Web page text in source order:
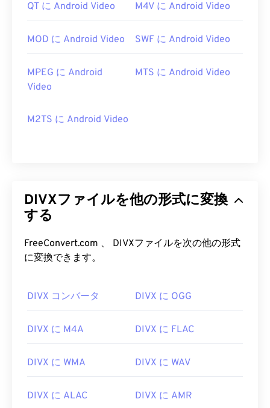
QT に Android Video M4V に Android Video
MOD に Android Video SWF に Android Video
MPEG に Android
Video
MTS に Android Video
M2TS に Android Video
DIVXファイルを他の形式に変換
する
FreeConvert.com 、 DIVXファイルを次の他の形式
に変換できます。
DIVX コンバータ DIVX に OGG
DIVX に M4A DIVX に FLAC
DIVX に WMA DIVX に WAV
DIVX に ALAC DIVX に AMR